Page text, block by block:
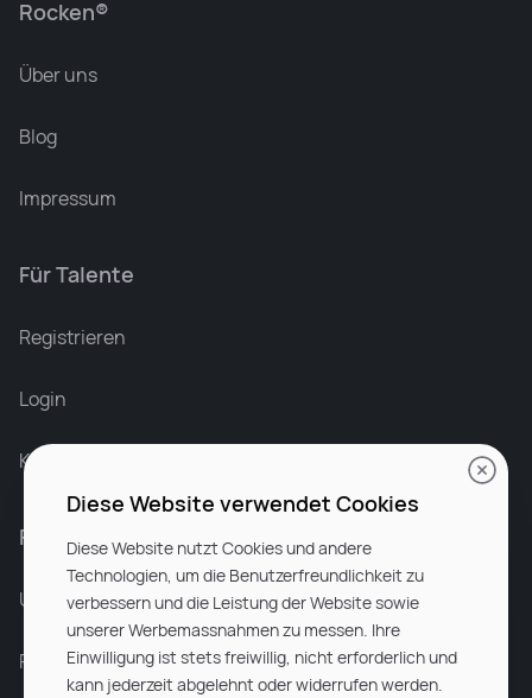
Rocken®
Über uns
Blog
Impressum
Für Talente
Registrieren
Login
Karriere bei Rocken
Für Unternehmen
Unsere Dienstleistungen
Partnerunternehmen
Diese Website verwendet Cookies
Diese Website nutzt Cookies und andere
Technologien, um die Benutzerfreundlichkeit zu
verbessern und die Leistung der Website sowie
unserer Werbemassnahmen zu messen. Ihre
Einwilligung ist stets freiwillig, nicht erforderlich und
kann jederzeit abgelehnt oder widerrufen werden.